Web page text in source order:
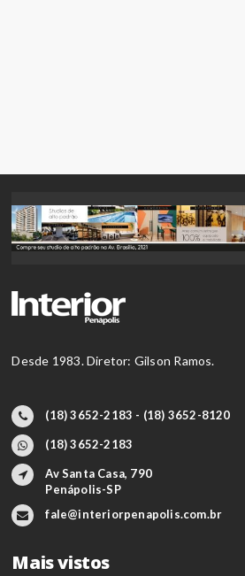
Desde 1983. Diretor: Gilson Ramos.
(18) 3652-2183 - (18) 3652-8120
(18) 3652-2183
Av Santa Casa, 790
Penápolis-SP
fale@interiorpenapolis.com.br
Mais vistos